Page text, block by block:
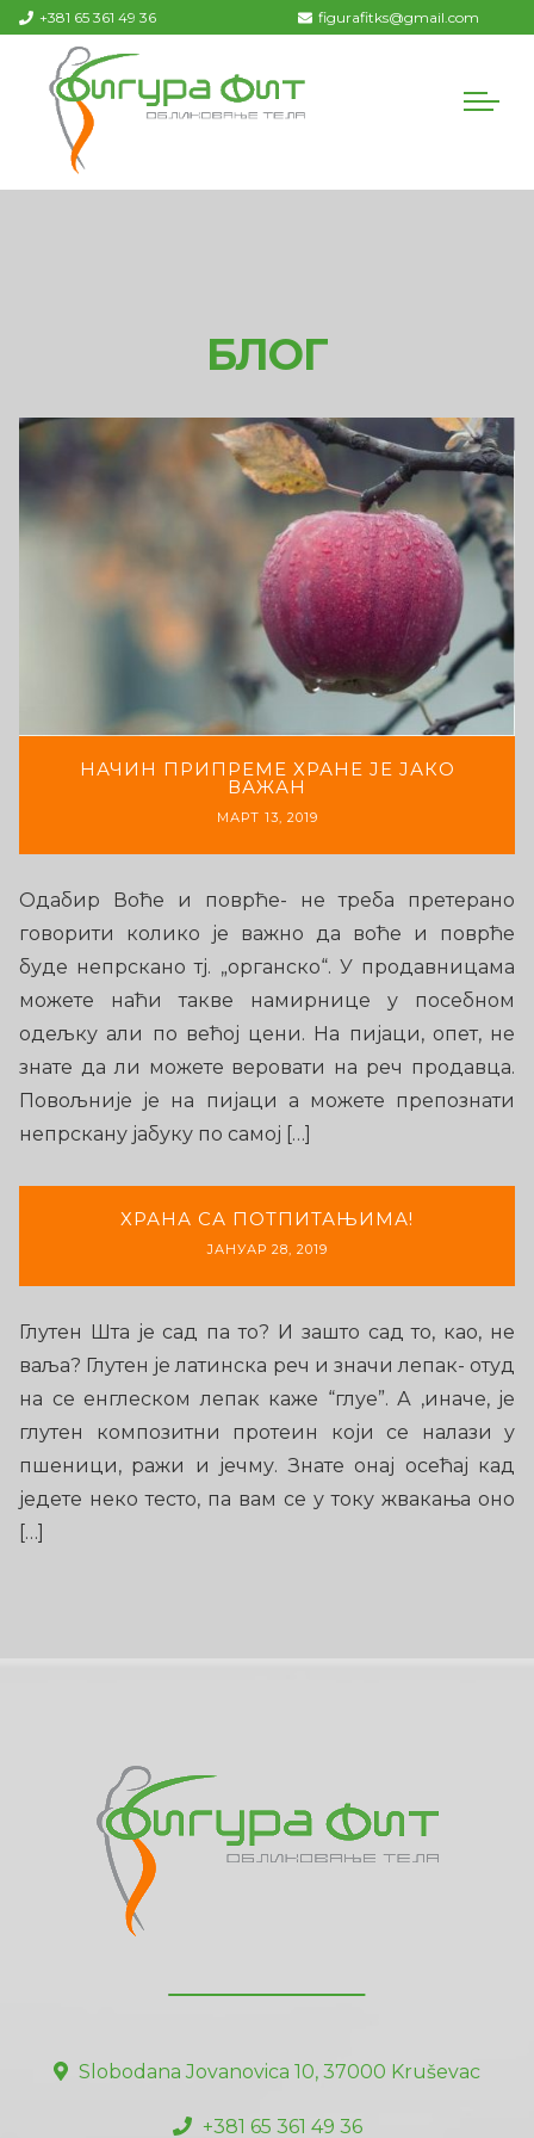
+381 65 361 49 36 figurafitks@gmail.com
БЛОГ
НАЧИН ПРИПРЕМЕ ХРАНЕ ЈЕ ЈАКО
ВАЖАН
МАРТ 13, 2019
Одабир Воће и поврће- не треба претерано
говорити колико је важно да воће и поврће
буде непрскано тј. „органско“. У продавницама
можете наћи такве намирнице у посебном
одељку али по већој цени. На пијаци, опет, не
знате да ли можете веровати на реч продавца.
Повољније је на пијаци а можете препознати
непрскану јабуку по самој […]
ХРАНА СА ПОТПИТАЊИМА!
ЈАНУАР 28, 2019
Глутен Шта је сад па то? И зашто сад то, као, не
ваља? Глутен је латинска реч и значи лепак- отуд
на се енглеском лепак каже “глуе”. А ,иначе, је
глутен композитни протеин који се налази у
пшеници, ражи и јечму. Знате онај осећај кад
једете неко тесто, па вам се у току жвакања оно
[…]
Slobodana Jovanovica 10, 37000 Kruševac
+381 65 361 49 36